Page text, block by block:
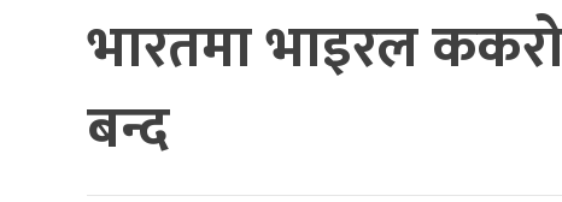
भारतमा भाइरल
बन्द